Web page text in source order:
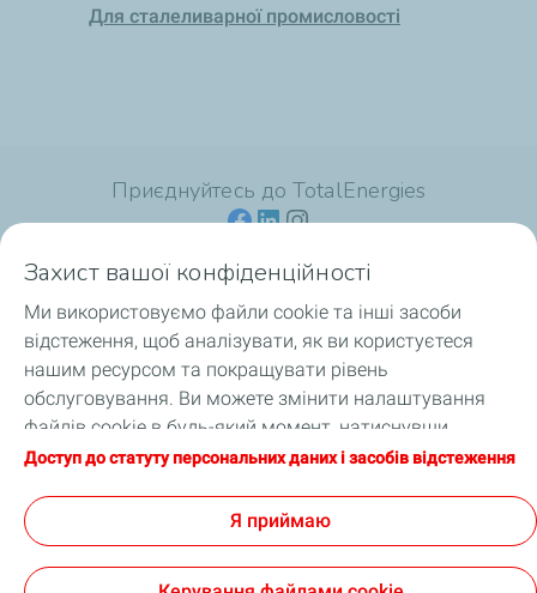
Для сталеливарної промисловості
Приєднуйтесь до TotalEnergies
Для споживачів
Для професіоналів
Продукція
Захист вашої конфіденційності
Ми використовуємо файли cookie та інші засоби
відстеження, щоб аналізувати, як ви користуєтеся
нашим ресурсом та покращувати рівень
обслуговування. Ви можете змінити налаштування
файлів cookie в будь-який момент, натиснувши
кнопку «Налаштування моїх файлів cookie».
зберігання файлів cookie. Якщо ви натиснете «Я
відмовляюся», будуть використовуватися лише
технічні файли cookie, необхідні для належного
Доступ до статуту персональних даних і засобів відстеження
Я приймаю